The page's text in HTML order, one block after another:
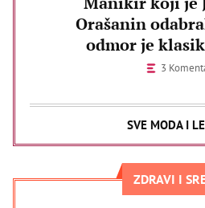
Orašanin
odmor je
3
SVE MODA I
ZDRAVI I